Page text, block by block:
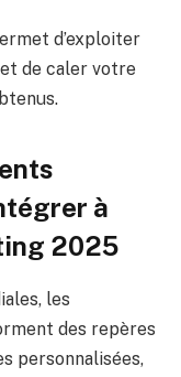
d’exploiter
de caler votre
à
2025
les
des repères
personnalisées,